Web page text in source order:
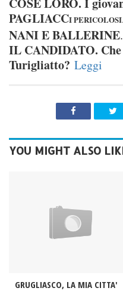
PAGLIACCI PERICOLOSI.
NANI E BALLERINE
IL CANDIDATO.
Turigliatto? Leggi
YOU MIGHT ALSO
GRUGLIASCO, LA MIA CITTA'